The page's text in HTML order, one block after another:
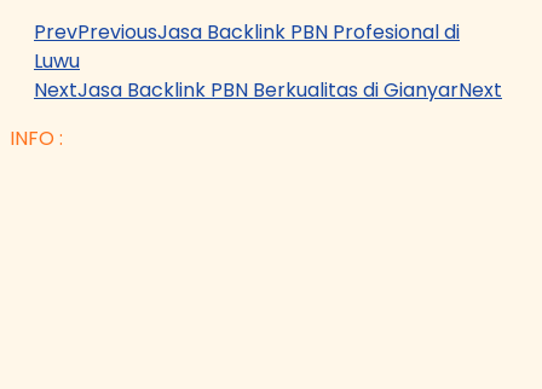
PrevPreviousJasa Backlink PBN Profesional di
Luwu
NextJasa Backlink PBN Berkualitas di GianyarNext
INFO :